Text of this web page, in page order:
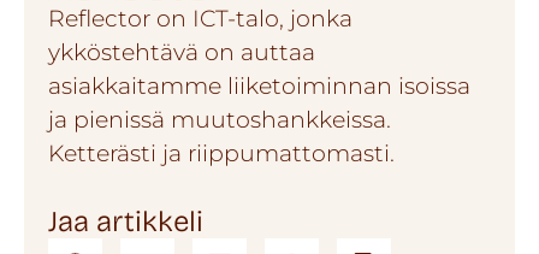
Reflector on ICT-talo, jonka
ykköstehtävä on auttaa
asiakkaitamme liiketoiminnan isoissa
ja pienissä muutoshankkeissa.
Ketterästi ja riippumattomasti.
Jaa artikkeli